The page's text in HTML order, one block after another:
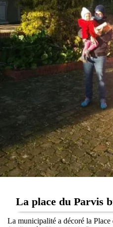
La place du Parvis
La municipalité a décoré la